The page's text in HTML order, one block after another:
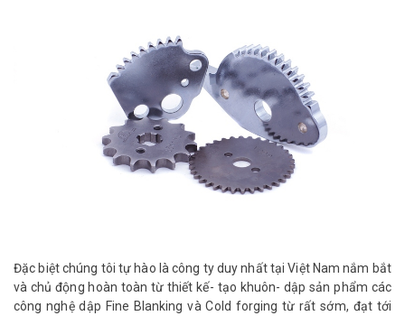
Đặc biệt chúng tôi tự hào là công ty duy nhất tại Việt Nam nắm bắt
và chủ động hoàn toàn từ thiết kế- tạo khuôn- dập sản phẩm các
công nghệ dập Fine Blanking và Cold forging từ rất sớm, đạt tới